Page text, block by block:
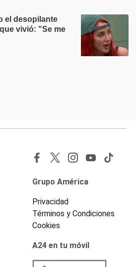
el desopilante
vivió: "Se me
Grupo América
Privacidad
Términos y Condiciones
Cookies
A24 en tu móvil